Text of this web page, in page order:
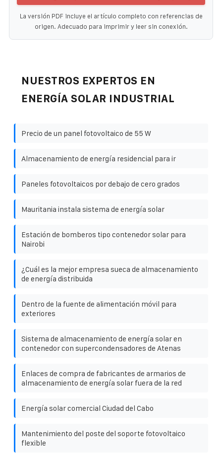
La versión PDF incluye el artículo completo con referencias de
origen. Adecuado para imprimir y leer sin conexión.
NUESTROS EXPERTOS EN
ENERGÍA SOLAR INDUSTRIAL
Precio de un panel fotovoltaico de 55 W
Almacenamiento de energía residencial para ir
Paneles fotovoltaicos por debajo de cero grados
Mauritania instala sistema de energía solar
Estación de bomberos tipo contenedor solar para
Nairobi
¿Cuál es la mejor empresa sueca de almacenamiento
de energía distribuida
Dentro de la fuente de alimentación móvil para
exteriores
Sistema de almacenamiento de energía solar en
contenedor con supercondensadores de Atenas
Enlaces de compra de fabricantes de armarios de
almacenamiento de energía solar fuera de la red
Energía solar comercial Ciudad del Cabo
Mantenimiento del poste del soporte fotovoltaico
flexible